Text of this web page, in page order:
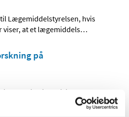
Lægemiddelstyrelsen, hvis
viser, at et lægemiddels…
på
forskning i medicinsk
lavt stofskifte.